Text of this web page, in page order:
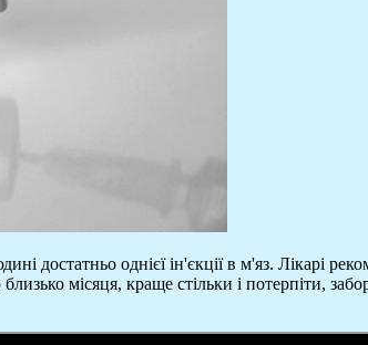
достатньо однієї ін'єкції в м'яз. Лікарі
місяця, краще стільки і потерпіти,